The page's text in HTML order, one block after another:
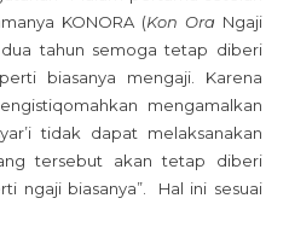
KONORA (Kon Ora Ngaji
dua tahun semoga tetap diberi
biasanya mengaji. Karena
mengamalkan
tidak dapat melaksanakan
tersebut akan tetap diberi
ngaji biasanya”. Hal ini sesuai